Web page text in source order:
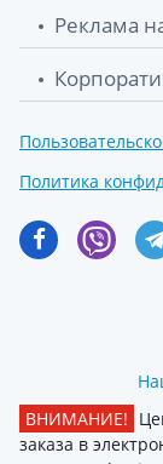
Реклама
Политика
ВНИМАНИЕ!
заказа в